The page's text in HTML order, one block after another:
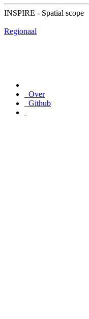
INSPIRE - Spatial scope
Regionaal
Over
Github